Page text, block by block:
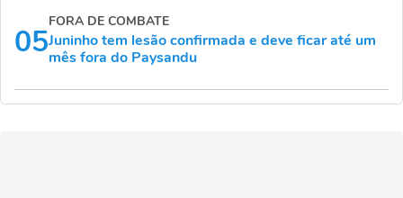
05
FORA DE COMBATE
Juninho tem lesão confirmada e deve ficar até um
mês fora do Paysandu